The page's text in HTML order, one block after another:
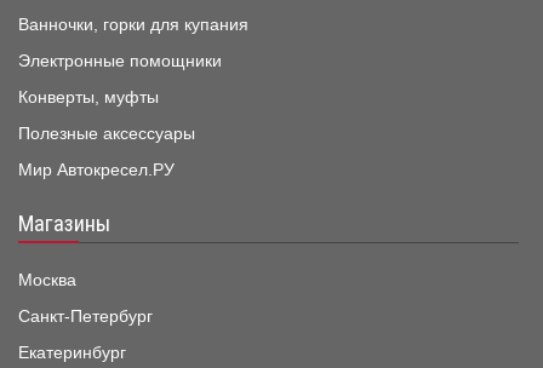
Ванночки, горки для купания
Электронные помощники
Конверты, муфты
Полезные аксессуары
Мир Автокресел.РУ
Магазины
Москва
Санкт-Петербург
Екатеринбург